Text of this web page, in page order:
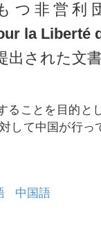
つ非営利
la Liberté
出された文
ることを目的と
して中国が行っ
中国語